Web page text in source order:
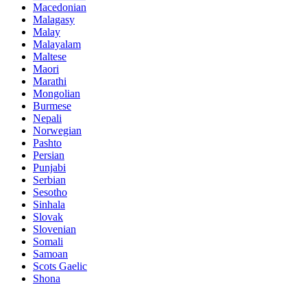
Macedonian
Malagasy
Malay
Malayalam
Maltese
Maori
Marathi
Mongolian
Burmese
Nepali
Norwegian
Pashto
Persian
Punjabi
Serbian
Sesotho
Sinhala
Slovak
Slovenian
Somali
Samoan
Scots Gaelic
Shona